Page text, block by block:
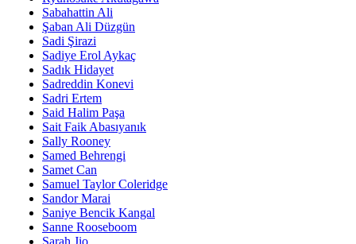
Sabahattin Ali
Şaban Ali Düzgün
Sadi Şirazi
Sadiye Erol Aykaç
Sadık Hidayet
Sadreddin Konevi
Sadri Ertem
Said Halim Paşa
Sait Faik Abasıyanık
Sally Rooney
Samed Behrengi
Samet Can
Samuel Taylor Coleridge
Sandor Marai
Saniye Bencik Kangal
Sanne Rooseboom